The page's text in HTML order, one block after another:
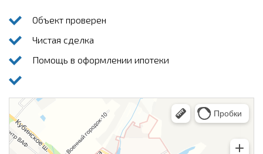
Объект проверен
Чистая сделка
Помощь в оформлении ипотеки